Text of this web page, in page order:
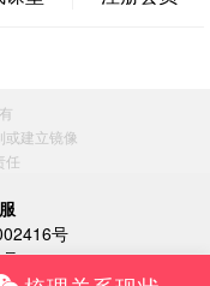
咨询，已获得专属情感方
面咨询，已获得专属情感
咨询，已获得专属情感方
或建立镜像
任
号